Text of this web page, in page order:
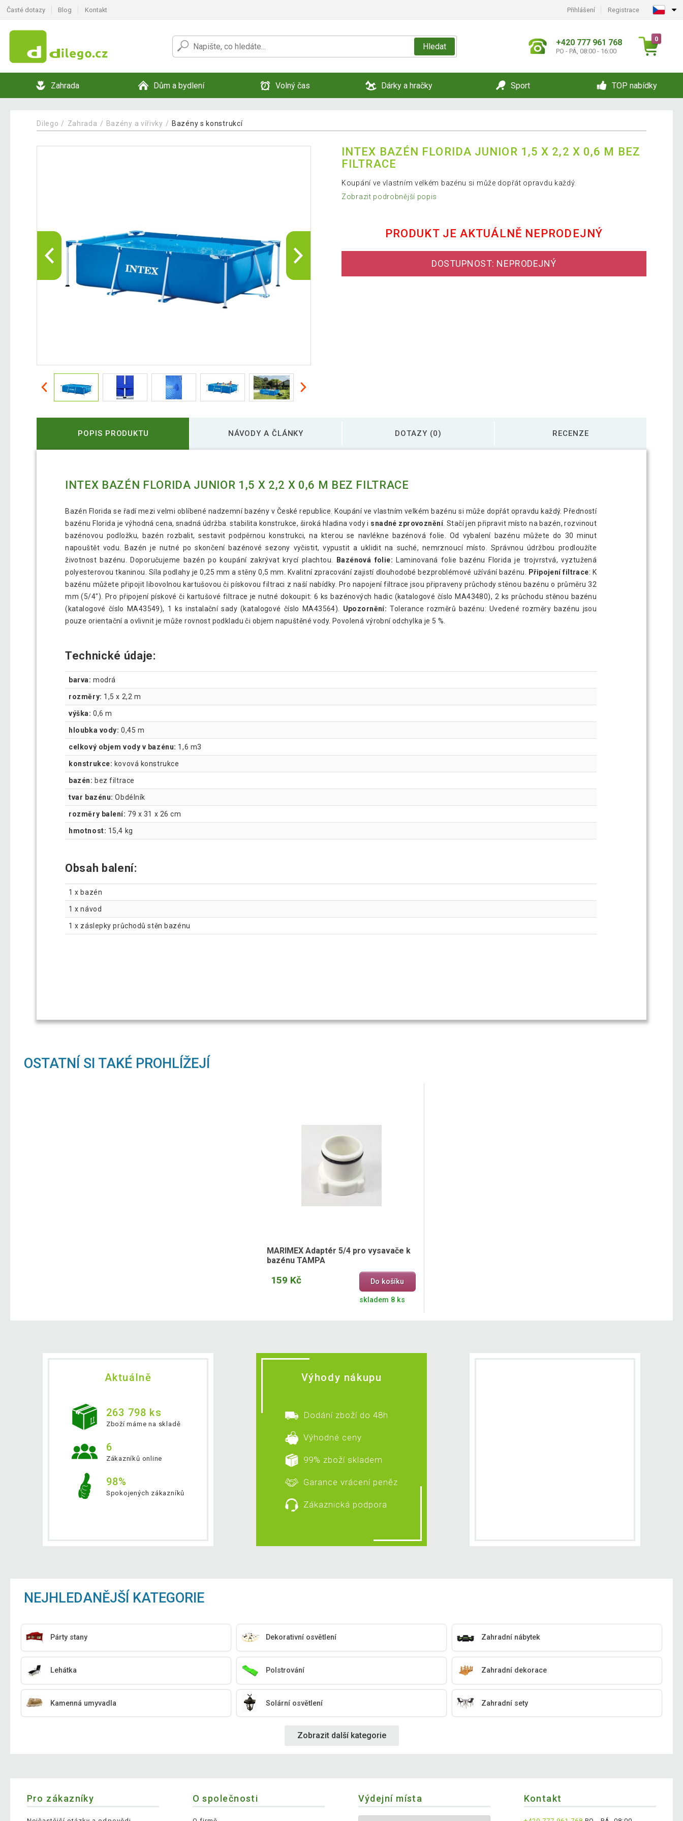
Časté dotazy Blog Kontakt Přihlášení Registrace
Hledat +420 777 961 768
PO - PÁ, 08:00 - 16:00
0
Zahrada Dům a bydlení Volný čas Dárky a hračky Sport TOP nabídky
Dilego Zahrada Bazény a vířivky Bazény s konstrukcí
INTEX BAZÉN FLORIDA JUNIOR 1,5 X 2,2 X 0,6 M BEZ
FILTRACE
Koupání ve vlastním velkém bazénu si může dopřát opravdu každý.
Zobrazit podrobnější popis
PRODUKT JE AKTUÁLNĚ NEPRODEJNÝ
DOSTUPNOST: NEPRODEJNÝ
POPIS PRODUKTU NÁVODY A ČLÁNKY DOTAZY (0) RECENZE
INTEX BAZÉN FLORIDA JUNIOR 1,5 X 2,2 X 0,6 M BEZ FILTRACE
Bazén Florida se řadí mezi velmi oblíbené nadzemní bazény v České republice. Koupání ve vlastním velkém bazénu si může dopřát opravdu každý. Předností
bazénu Florida je výhodná cena, snadná údržba. stabilita konstrukce, široká hladina vody i snadné zprovoznění. Stačí jen připravit místo na bazén, rozvinout
bazénovou podložku, bazén rozbalit, sestavit podpěrnou konstrukci, na kterou se navlékne bazénová folie. Od vybalení bazénu můžete do 30 minut
napouštět vodu. Bazén je nutné po skončení bazénové sezony vyčistit, vypustit a uklidit na suché, nemrznoucí místo. Správnou údržbou prodloužíte
životnost bazénu. Doporučujeme bazén po koupání zakrývat krycí plachtou.
Bazénová folie: Laminovaná folie bazénu Florida je trojvrstvá, vyztužená
polyesterovou tkaninou. Síla podlahy je 0,25 mm a stěny 0,5 mm. Kvalitní zpracování zajistí dlouhodobé bezproblémové užívání bazénu.
Připojení filtrace: K
bazénu můžete připojit libovolnou kartušovou či pískovou filtraci z naší nabídky. Pro napojení filtrace jsou připraveny průchody stěnou bazénu o průměru 32
mm (5/4"). Pro připojení pískové či kartušové filtrace je nutné dokoupit: 6 ks bazénových hadic (katalogové číslo MA43480), 2 ks průchodu stěnou bazénu
(katalogové číslo MA43549), 1 ks instalační sady (katalogové číslo MA43564). Upozornění:Tolerance rozměrů bazénu: Uvedené rozměry bazénu jsou
pouze orientační a ovlivnit je může rovnost podkladu či objem napuštěné vody. Povolená výrobní odchylka je 5 %.
Technické údaje:
barva: modrá
rozměry: 1,5 x 2,2 m
výška: 0,6 m
hloubka vody: 0,45 m
celkový objem vody v bazénu: 1,6 m3
konstrukce: kovová konstrukce
bazén: bez filtrace
tvar bazénu: Obdélník
rozměry balení: 79 x 31 x 26 cm
hmotnost: 15,4 kg
Obsah balení:
1 x bazén
1 x návod
1 x záslepky průchodů stěn bazénu
OSTATNÍ SI TAKÉ PROHLÍŽEJÍ
MARIMEX Adaptér 5/4 pro vysavače k
bazénu TAMPA
159 Kč Do košíku
skladem 8 ks
Aktuálně
263 798 ks
Zboží máme na skladě
6
Zákazníků online
98%
Spokojených zákazníků
Výhody nákupu
Dodání zboží do 48h
Výhodné ceny
99% zboží skladem
Garance vrácení peněz
Zákaznická podpora
NEJHLEDANĚJŠÍ KATEGORIE
Párty stany Dekorativní osvětlení Zahradní nábytek
Lehátka Polstrování Zahradní dekorace
Kamenná umyvadla Solární osvětlení Zahradní sety
Zobrazit další kategorie
Pro zákazníky O společnosti Výdejní místa Kontakt